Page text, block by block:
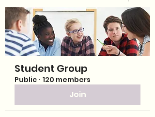
Student Group
Public · 120 members
Join